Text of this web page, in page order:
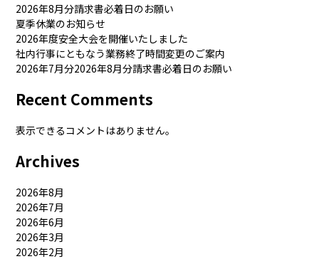
2026年8月分請求書必着日のお願い
夏季休業のお知らせ
2026年度安全大会を開催いたしました
社内行事にともなう業務終了時間変更のご案内
2026年7月分2026年8月分請求書必着日のお願い
Recent Comments
表示できるコメントはありません。
Archives
2026年8月
2026年7月
2026年6月
2026年3月
2026年2月